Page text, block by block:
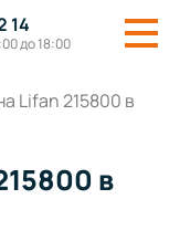
14
до 18:00
Lifan 215800 в
в